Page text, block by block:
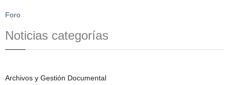
Foro
Noticias categorías
Archivos y Gestión Documental